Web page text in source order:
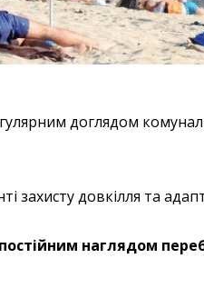
доглядом
захисту довкілля та
наглядом